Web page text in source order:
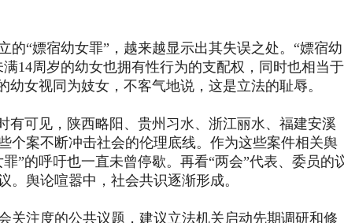
“嫖宿幼女罪”，越来越显示出其失误之处。“嫖宿幼
14周岁的幼女也拥有性行为的支配权，同时也相当于
幼女视同为妓女，不客气地说，这是立法的耻辱。
可见，陕西略阳、贵州习水、浙江丽水、福建安溪
个案不断冲击社会的伦理底线。作为这些案件相关舆
”的呼吁也一直未曾停歇。再看“两会”代表、委员的
。舆论喧嚣中，社会共识逐渐形成。
注度的公共议题，建议立法机关启动先期调研和修